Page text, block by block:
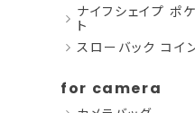
ナイフシェイプ ポ
ト
スローバック コイ
for camera